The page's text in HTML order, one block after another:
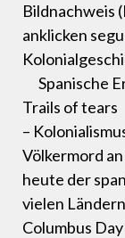
Bildnachweis
anklicken
Spanische
Trails of
–
Völkermord
heute der
vielen
Columbus